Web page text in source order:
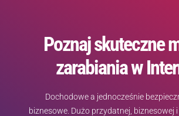
Poznaj skuteczne
zarabiania w
Dochodowe a jednocześnie
biznesowe. Dużo przydatnej, biznesowej